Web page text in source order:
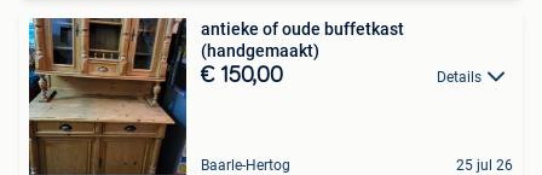
antieke of oude buffetkast
(handgemaakt)
€ 150,00 Details
Baarle-Hertog 25 jul 26